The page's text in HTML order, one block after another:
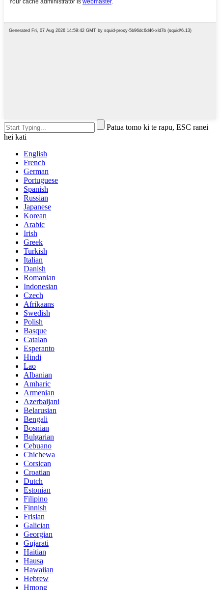
Patua tomo ki te rapu, ESC ranei
hei kati
English
French
German
Portuguese
Spanish
Russian
Japanese
Korean
Arabic
Irish
Greek
Turkish
Italian
Danish
Romanian
Indonesian
Czech
Afrikaans
Swedish
Polish
Basque
Catalan
Esperanto
Hindi
Lao
Albanian
Amharic
Armenian
Azerbaijani
Belarusian
Bengali
Bosnian
Bulgarian
Cebuano
Chichewa
Corsican
Croatian
Dutch
Estonian
Filipino
Finnish
Frisian
Galician
Georgian
Gujarati
Haitian
Hausa
Hawaiian
Hebrew
Hmong